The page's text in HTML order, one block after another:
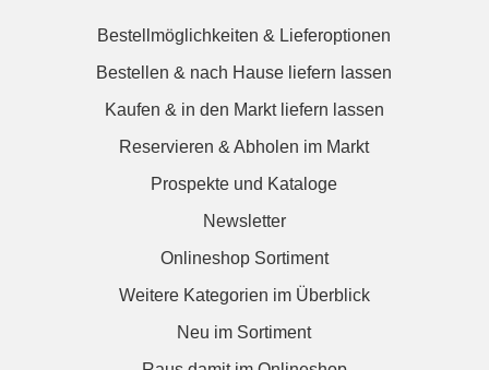
Bestellmöglichkeiten & Lieferoptionen
Bestellen & nach Hause liefern lassen
Kaufen & in den Markt liefern lassen
Reservieren & Abholen im Markt
Prospekte und Kataloge
Newsletter
Onlineshop Sortiment
Weitere Kategorien im Überblick
Neu im Sortiment